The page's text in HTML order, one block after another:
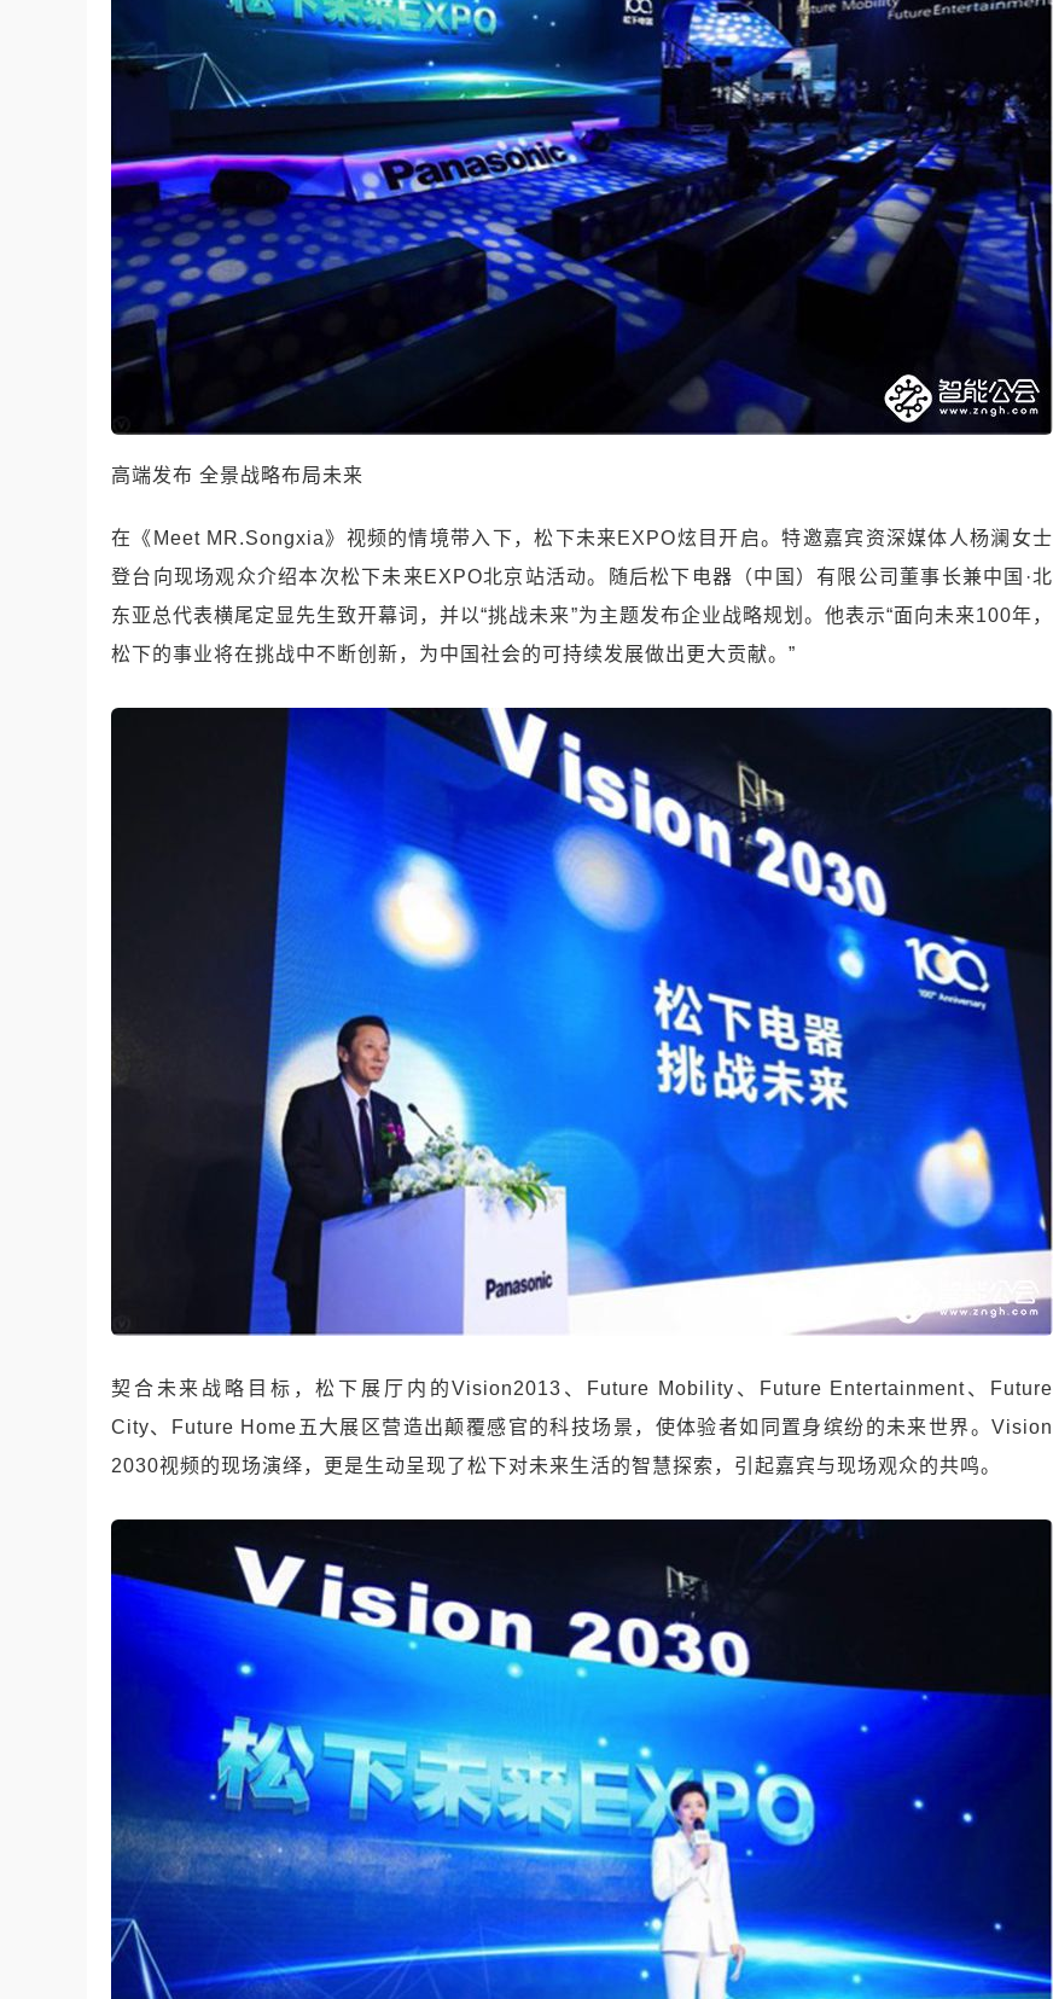
高端发布 全景战略布局未来
在《Meet MR.Songxia》视频的情境带入下，松下未来EXPO炫目开启。特邀嘉宾资深媒体人杨澜女士
登台向现场观众介绍本次松下未来EXPO北京站活动。随后松下电器（中国）有限公司董事长兼中国·北
东亚总代表横尾定显先生致开幕词，并以“挑战未来”为主题发布企业战略规划。他表示“面向未来100年，
松下的事业将在挑战中不断创新，为中国社会的可持续发展做出更大贡献。”
契合未来战略目标，松下展厅内的Vision2013、Future Mobility、Future Entertainment、Future
City、Future Home五大展区营造出颠覆感官的科技场景，使体验者如同置身缤纷的未来世界。Vision
2030视频的现场演绎，更是生动呈现了松下对未来生活的智慧探索，引起嘉宾与现场观众的共鸣。